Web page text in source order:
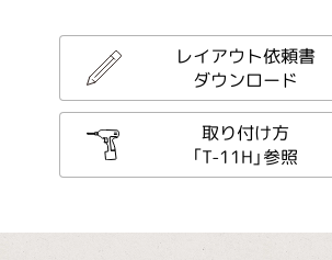
レイアウト依頼書
ダウンロード
取り付け方
「T-11H」参照